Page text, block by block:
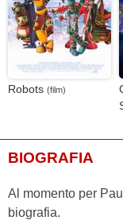
Robots (film)
BIOGRAFIA
Al momento per
biografia.